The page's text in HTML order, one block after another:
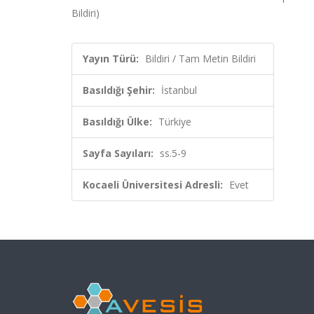
Bildiri)
Yayın Türü: Bildiri / Tam Metin Bildiri
Basıldığı Şehir: İstanbul
Basıldığı Ülke: Türkiye
Sayfa Sayıları: ss.5-9
Kocaeli Üniversitesi Adresli: Evet